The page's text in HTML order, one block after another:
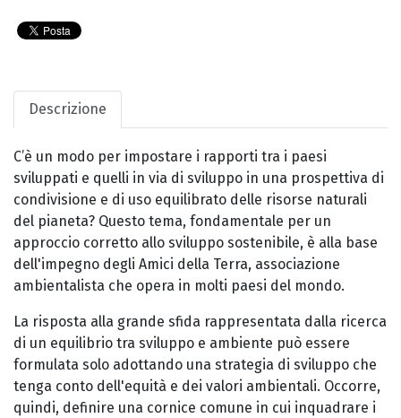
Descrizione
C’è un modo per impostare i rapporti tra i paesi
sviluppati e quelli in via di sviluppo in una prospettiva di
condivisione e di uso equilibrato delle risorse naturali
del pianeta? Questo tema, fondamentale per un
approccio corretto allo sviluppo sostenibile, è alla base
dell'impegno degli Amici della Terra, associazione
ambientalista che opera in molti paesi del mondo.
La risposta alla grande sfida rappresentata dalla ricerca
di un equilibrio tra sviluppo e ambiente può essere
formulata solo adottando una strategia di sviluppo che
tenga conto dell'equità e dei valori ambientali. Occorre,
quindi, definire una cornice comune in cui inquadrare i